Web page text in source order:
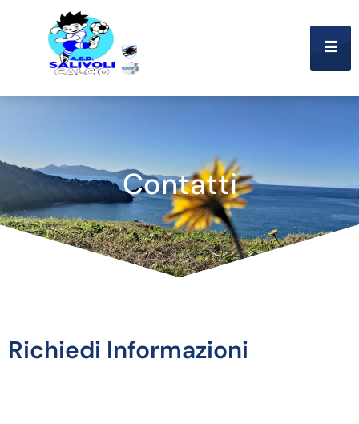
Contatti
Richiedi Informazioni